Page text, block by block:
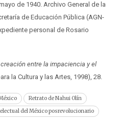
de 1940. Archivo General de la
de Educación Pública (AGN-
personal de Rosario
entre la impaciencia y el
la Cultura y las Artes, 1998), 28.
Retrato de Nahui Olín
del México posrevolucionario